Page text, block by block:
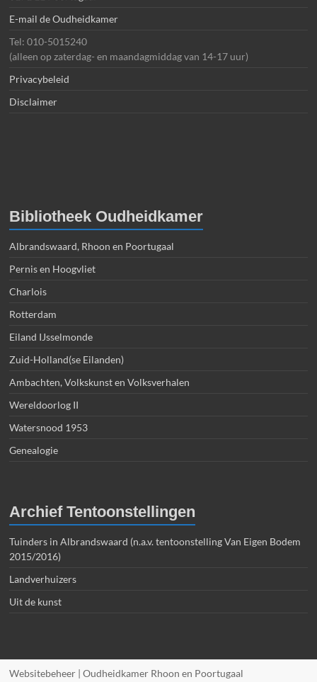
E-mail de Oudheidkamer
Tel: 010-5015240
(alleen op zaterdag- en maandagmiddag van 14-17 uur)
Privacybeleid
Disclaimer
Bibliotheek Oudheidkamer
Albrandswaard, Rhoon en Poortugaal
Pernis en Hoogvliet
Charlois
Rotterdam
Eiland IJsselmonde
Zuid-Holland(se Eilanden)
Ambachten, Volkskunst en Volksverhalen
Wereldoorlog II
Watersnood 1953
Genealogie
Archief Tentoonstellingen
Tuinders in Albrandswaard (n.a.v. tentoonstelling Van Eigen Bodem
2015/2016)
Landverhuizers
Uit de kunst
Websitebeheer | Oudheidkamer Rhoon en Poortugaal